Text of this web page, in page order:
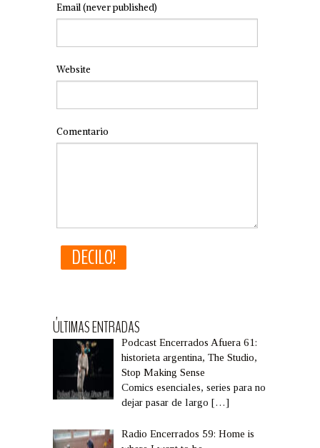
Email(never published)
Website
Comentario
ÚLTIMAS ENTRADAS
Podcast Encerrados Afuera 61:
historieta argentina, The Studio,
Stop Making Sense
Comics esenciales, series para no
dejar pasar de largo[…]
Radio Encerrados 59: Home is